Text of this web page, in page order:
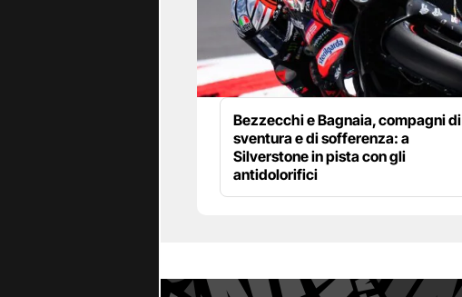
Bezzecchi e Bagnaia, compagni di
sventura e di sofferenza: a
Silverstone in pista con gli
antidolorifici